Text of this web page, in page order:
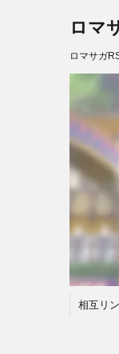
ロマ
ロマサガ
相互リ